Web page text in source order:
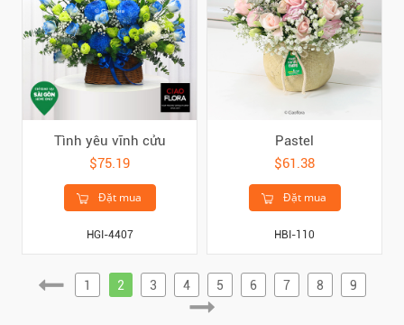
Tình yêu vĩnh cửu
$75.19
Đặt mua
HGI-4407
Pastel
$61.38
Đặt mua
HBI-110
1 2 3 4 5 6 7 8 9